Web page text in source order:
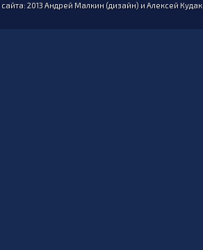
2013 Андрей Малкин (дизайн) и Алексей